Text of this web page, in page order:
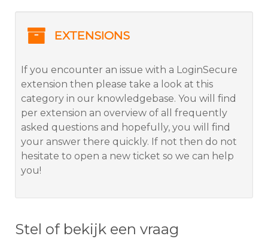
EXTENSIONS
If you encounter an issue with a LoginSecure
extension then please take a look at this
category in our knowledgebase. You will find
per extension an overview of all frequently
asked questions and hopefully, you will find
your answer there quickly. If not then do not
hesitate to open a new ticket so we can help
you!
Stel of bekijk een vraag